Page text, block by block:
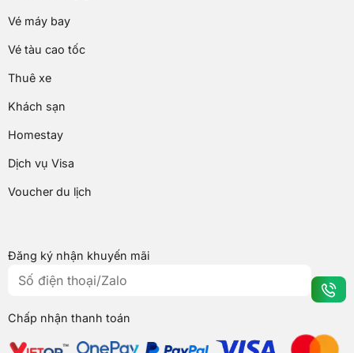
Vé máy bay
Vé tàu cao tốc
Thuê xe
Khách sạn
Homestay
Dịch vụ Visa
Voucher du lịch
Đăng ký nhận khuyến mãi
Chấp nhận thanh toán